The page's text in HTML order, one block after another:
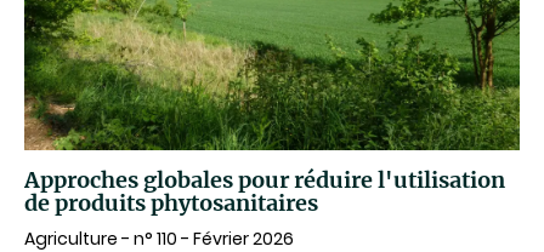
Approches globales pour réduire l'utilisation
de produits phytosanitaires
Agriculture - n° 110 - Février 2026